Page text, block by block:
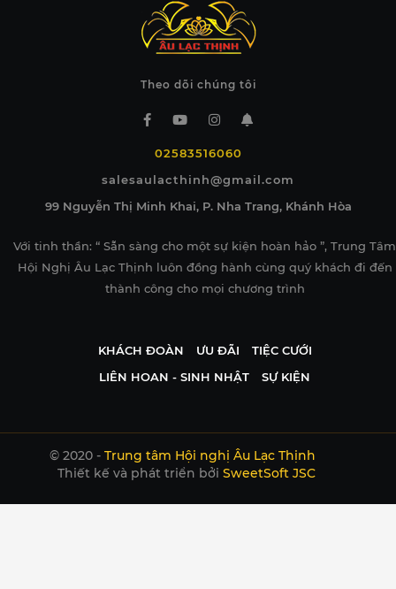
Với tinh thần: “ Sẵn sàng cho một sự kiện hoàn hảo ”, Trung Tâm
Hội Nghị Âu Lạc Thịnh luôn đồng hành cùng quý khách đi đến
thành công cho mọi chương trình
KHÁCH ĐOÀN ƯU ĐÃI
TIỆC CƯỚI
LIÊN HOAN - SINH NHẬT
SỰ KIỆN
Theo dõi chúng tôi
02583516060
salesaulacthinh@gmail.com
99 Nguyễn Thị Minh Khai, P. Nha Trang, Khánh Hòa
© 2020 - Trung tâm Hội nghị Âu Lạc Thịnh
Thiết kế và phát triển bởi SweetSoft JSC